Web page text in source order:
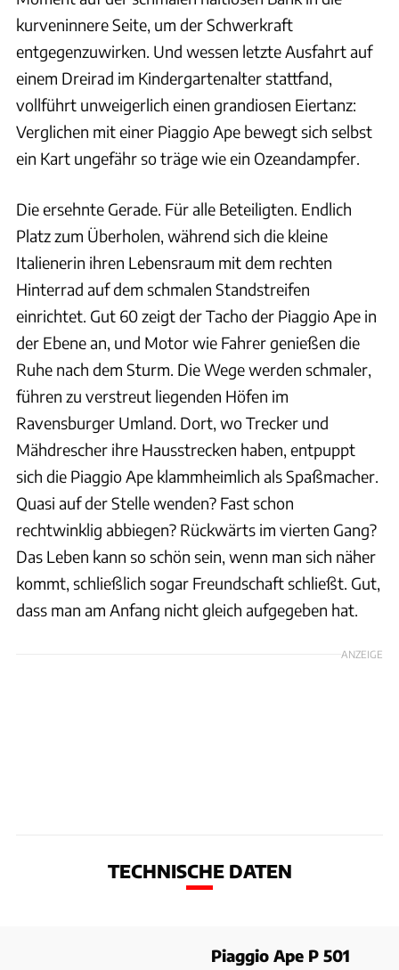
kurveninnere Seite, um der Schwerkraft
entgegenzuwirken. Und wessen letzte Ausfahrt auf
einem Dreirad im Kindergartenalter stattfand,
vollführt unweigerlich einen grandiosen Eiertanz:
Verglichen mit einer Piaggio Ape bewegt sich selbst
ein Kart ungefähr so träge wie ein Ozeandampfer.
Die ersehnte Gerade. Für alle Beteiligten. Endlich
Platz zum Überholen, während sich die kleine
Italienerin ihren Lebensraum mit dem rechten
Hinterrad auf dem schmalen Standstreifen
einrichtet. Gut 60 zeigt der Tacho der Piaggio Ape in
der Ebene an, und Motor wie Fahrer genießen die
Ruhe nach dem Sturm. Die Wege werden schmaler,
führen zu verstreut liegenden Höfen im
Ravensburger Umland. Dort, wo Trecker und
Mähdrescher ihre Hausstrecken haben, entpuppt
sich die Piaggio Ape klammheimlich als Spaßmacher.
Quasi auf der Stelle wenden? Fast schon
rechtwinklig abbiegen? Rückwärts im vierten Gang?
Das Leben kann so schön sein, wenn man sich näher
kommt, schließlich sogar Freundschaft schließt. Gut,
dass man am Anfang nicht gleich aufgegeben hat.
ANZEIGE
TECHNISCHE DATEN
Piaggio Ape P 501